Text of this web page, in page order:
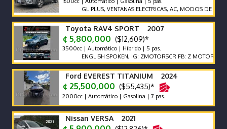
GL PLUS, VENTANAS ELECTRICAS, AC, MODOS DE MANEJO,
Toyota RAV4 SPORT 2007
¢ 5,800,000 ($12,609)*
3500cc | Automático | Híbrido | 5 pas.
ENGLISH SPOKEN, IG: ZMOTORSCR FB: Z MOTORS.
Ford EVEREST TITANIUM 2024
¢ 25,500,000 ($55,435)*
2000cc | Automático | Gasolina | 7 pas.
Nissan VERSA 2021